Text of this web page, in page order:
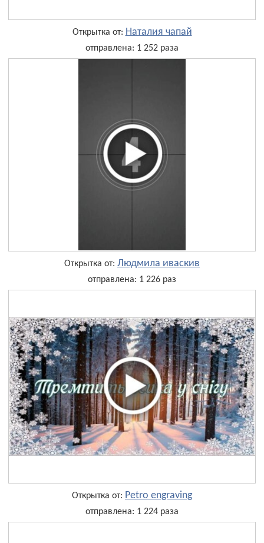
Открытка от: Наталия чапай
отправлена: 1 252 раза
Открытка от: Людмила иваскив
отправлена: 1 226 раз
Открытка от: Petro engraving
отправлена: 1 224 раза